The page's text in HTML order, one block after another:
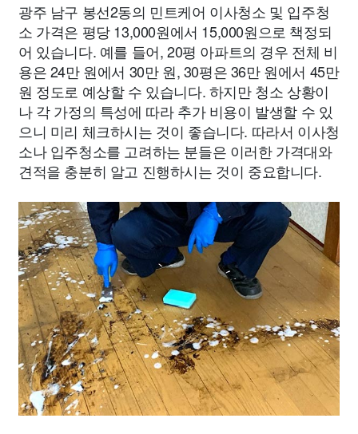
광주 남구 봉선2동의 민트케어 이사청소 및 입주청
소 가격은 평당 13,000원에서 15,000원으로 책정되
어 있습니다. 예를 들어, 20평 아파트의 경우 전체 비
용은 24만 원에서 30만 원, 30평은 36만 원에서 45만
원 정도로 예상할 수 있습니다. 하지만 청소 상황이
나 각 가정의 특성에 따라 추가 비용이 발생할 수 있
으니 미리 체크하시는 것이 좋습니다. 따라서 이사청
소나 입주청소를 고려하는 분들은 이러한 가격대와
견적을 충분히 알고 진행하시는 것이 중요합니다.